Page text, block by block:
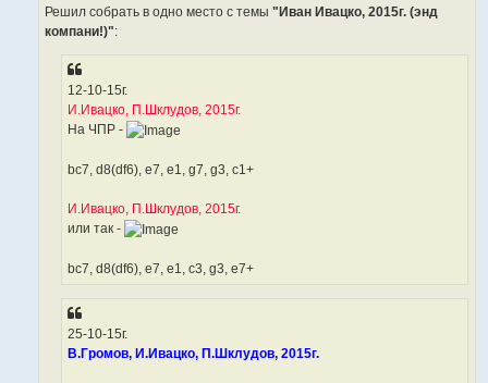
Решил собрать в одно место с темы "Иван Ивацко, 2015г. (энд
компани!)":
12-10-15г.
И.Ивацко, П.Шклудов, 2015г.
На ЧПР -
bc7, d8(df6), e7, e1, g7, g3, с1+
И.Ивацко, П.Шклудов, 2015г.
или так -
bc7, d8(df6), e7, e1, c3, g3, е7+
25-10-15г.
В.Громов, И.Ивацко, П.Шклудов, 2015г.